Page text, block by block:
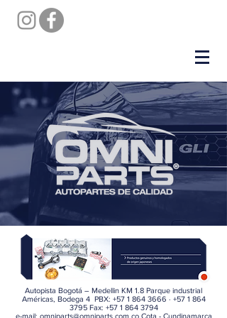
Autopista Bogotá – Medellin KM 1.8 Parque industrial
Américas, Bodega 4 PBX: +57 1 864 3666 · +57 1 864
3795Fax: +57 1 864 3794
e-mail: omniparts@omniparts.com.coCota - Cundinamarca